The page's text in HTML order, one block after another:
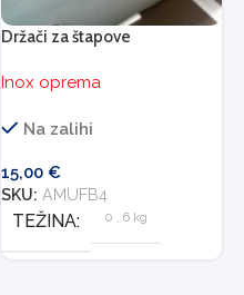
Držači za štapove
Inox oprema
Na zalihi
15,00 €
SKU: AMUFB4
TEŽINA 0 , 6 kg